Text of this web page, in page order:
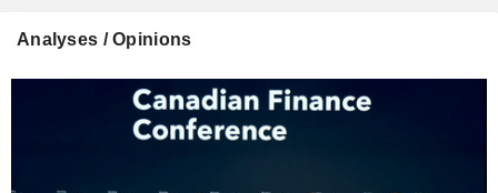
Analyses / Opinions